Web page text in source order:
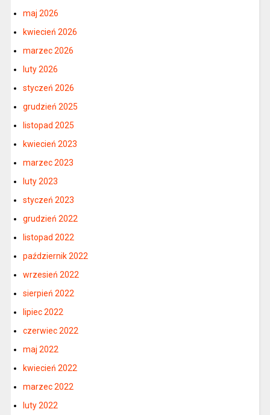
maj 2026
kwiecień 2026
marzec 2026
luty 2026
styczeń 2026
grudzień 2025
listopad 2025
kwiecień 2023
marzec 2023
luty 2023
styczeń 2023
grudzień 2022
listopad 2022
październik 2022
wrzesień 2022
sierpień 2022
lipiec 2022
czerwiec 2022
maj 2022
kwiecień 2022
marzec 2022
luty 2022